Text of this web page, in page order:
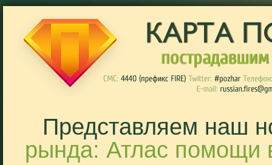
Представляем наш
рында: Атлас помощи